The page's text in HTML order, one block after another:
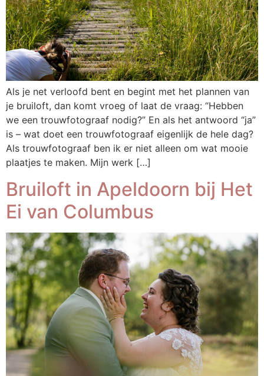
Als je net verloofd bent en begint met het plannen van
je bruiloft, dan komt vroeg of laat de vraag: “Hebben
we een trouwfotograaf nodig?” En als het antwoord “ja”
is – wat doet een trouwfotograaf eigenlijk de hele dag?
Als trouwfotograaf ben ik er niet alleen om wat mooie
plaatjes te maken. Mijn werk […]
Bruiloft in Apeldoorn bij Het
Ei van Columbus